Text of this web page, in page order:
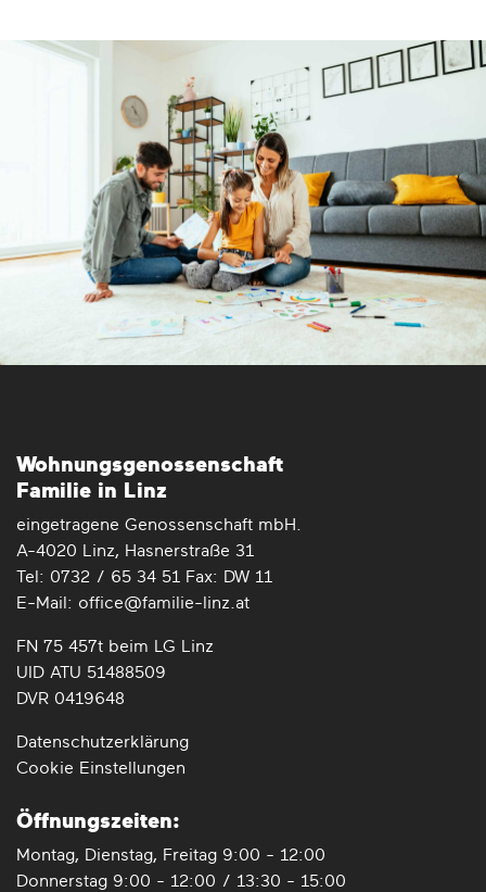
Wohnungs­genossenschaft
Familie in Linz
eingetragene Genossenschaft mbH.
A-4020 Linz, Hasnerstraße 31
Tel: 0732 / 65 34 51 Fax: DW 11
E-Mail: office@familie-linz.at
FN 75 457t beim LG Linz
UID ATU 51488509
DVR 0419648
Datenschutz­erklärung
Cookie Einstellungen
Öffnungszeiten:
Montag, Dienstag, Freitag 9:00 - 12:00
Donnerstag 9:00 - 12:00 / 13:30 - 15:00